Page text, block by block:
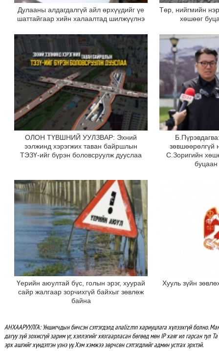
Дулааны алдагдалгүй айл өрхүүдийг үе
шаттайгаар хийн халаалтад шилжүүлнэ
Төр, нийгмийн
хөшөөг
ОЛОН ТҮВШНИЙ УУЛЗВАР: Эхний
ээлжинд хэрэгжих таван байршлын
ТЭЗҮ-ийг бүрэн боловсруулж дууслаа
зөвшөөрөлгүй
С.Зоригийн
Үерийн аюултай бүс, голын эрэг, хуурай
сайр жалгаар зорчихгүй байхыг зөвлөж
байна
Хууль зүйн
АНХААРУУЛГА: Уншигчдын бичсэн сэтгэгдэлд analiz.mn хариуцлага хүлээхгүй болно.
дагуу зүй зохисгүй зарим үг, хэллэгийг хязгаарласан бөгөөд мөн IP хаяг ил гарсан тул
эрх ашгийг хүндэтгэн үзнэ үү. Хэм хэмжээ зөрчсөн сэтгэгдлийг админ устгах эрхтэй.